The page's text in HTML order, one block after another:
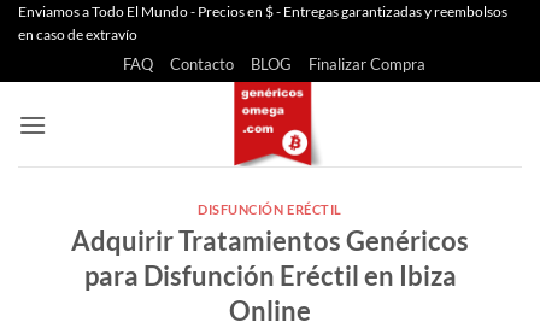
Saltar
Enviamos a Todo El Mundo - Precios en $ - Entregas garantizadas y reembolsos
en caso de extravío
FAQ Contacto BLOG Finalizar Compra
DISFUNCIÓN ERÉCTIL
Adquirir Tratamientos Genéricos
para Disfunción Eréctil en Ibiza
Online